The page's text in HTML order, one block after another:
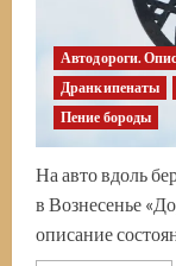
Автодороги.
Дранкипенаты
Пение бороды
На авто вдоль
в Вознесенье
описание